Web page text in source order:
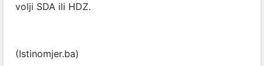
volji SDA ili HDZ.
(Istinomjer.ba)